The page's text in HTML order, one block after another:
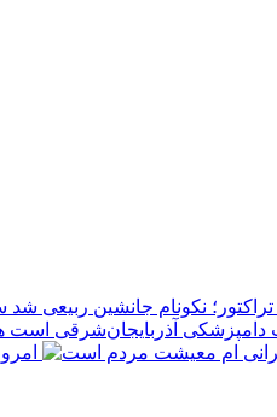
نکونام جانشین ربیعی شد
دامپزشکی آذربایجان‌شرقی است